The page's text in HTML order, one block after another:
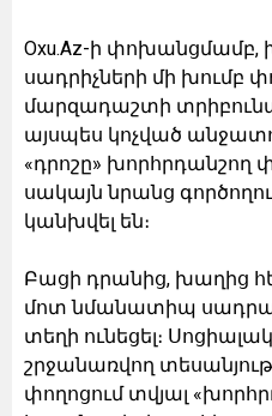
Oxu.Az-ի փոխանցմամբ,
սադրիչների մի խումբ
մարզադաշտի
այսպես կոչված
«դրոշը» խորհրդանշող
սակայն նրանց
կանխվել են։
Բացի դրանից, խաղից
մոտ նմանատիպ
տեղի ունեցել։
շրջանառվող
փողոցում տվյալ